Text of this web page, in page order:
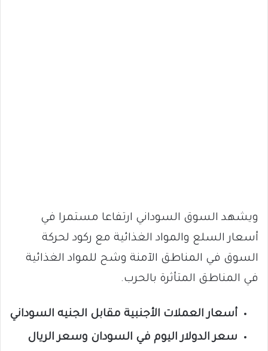
ويشهد السوق السوداني ارتفاعا مستمرا في
أسعار السلع والمواد الغذائية مع ركود لحركة
السوق في المناطق الآمنة وشح للمواد الغذائية
في المناطق المتأثرة بالحرب.
أسعار العملات الأجنبية مقابل الجنيه السوداني
سعر الدولار اليوم في السودان وسعر الريال